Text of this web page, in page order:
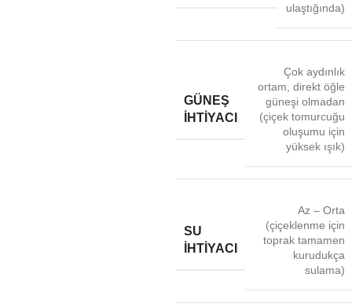
ulaştığında)
GÜNEŞ
İHTIYACI
Çok aydınlık
ortam, direkt öğle
güneşi olmadan
(çiçek tomurcuğu
oluşumu için
yüksek ışık)
SU
İHTIYACI
Az – Orta
(çiçeklenme için
toprak tamamen
kurudukça
sulama)